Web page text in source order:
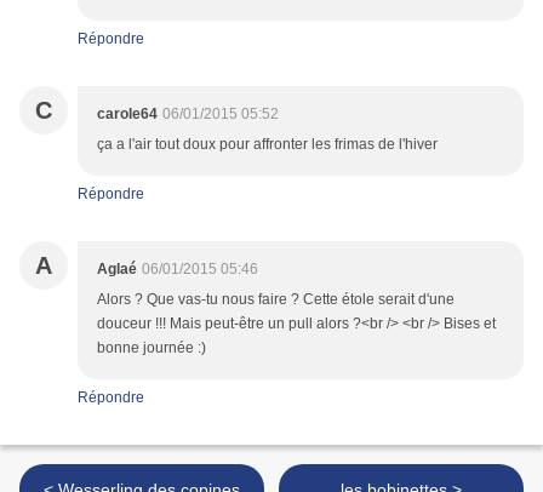
Répondre
C carole64 06/01/2015 05:52
ça a l'air tout doux pour affronter les frimas de l'hiver
Répondre
A Aglaé 06/01/2015 05:46
Alors ? Que vas-tu nous faire ? Cette étole serait d'une
douceur !!! Mais peut-être un pull alors ?<br /> <br /> Bises et
bonne journée :)
Répondre